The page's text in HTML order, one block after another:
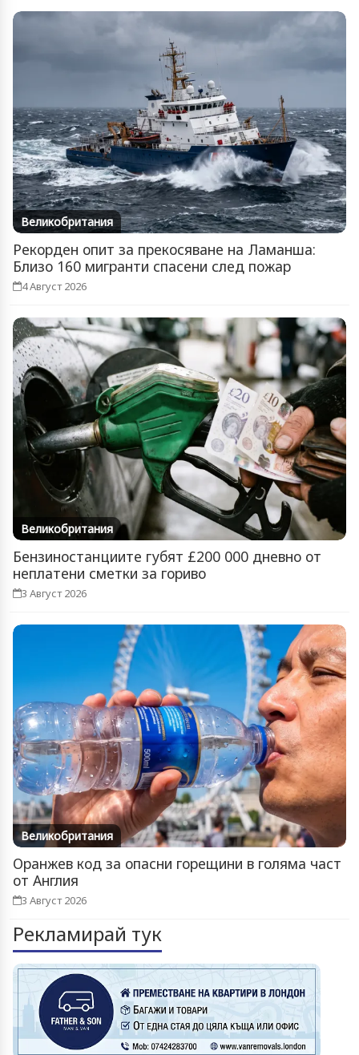
Великобритания
Рекорден опит за прекосяване на Ламанша:
Близо 160 мигранти спасени след пожар
4 Август 2026
Великобритания
Бензиностанциите губят £200 000 дневно от
неплатени сметки за гориво
3 Август 2026
Великобритания
Оранжев код за опасни горещини в голяма част
от Англия
3 Август 2026
Рекламирай тук